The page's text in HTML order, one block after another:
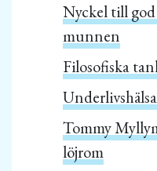
Nyckel till
munnen
Filosofiska
Underlivshälsa
Tommy
löjrom